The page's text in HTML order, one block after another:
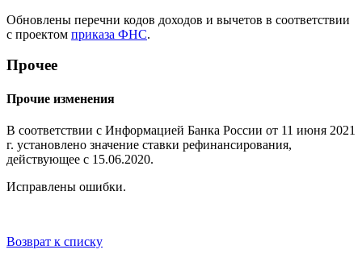
Обновлены перечни кодов доходов и вычетов в соответствии
с проектом приказа ФНС.
Прочее
Прочие изменения
В соответствии с Информацией Банка России от 11 июня 2021
г. установлено значение ставки рефинансирования,
действующее с 15.06.2020.
Исправлены ошибки.
Возврат к списку